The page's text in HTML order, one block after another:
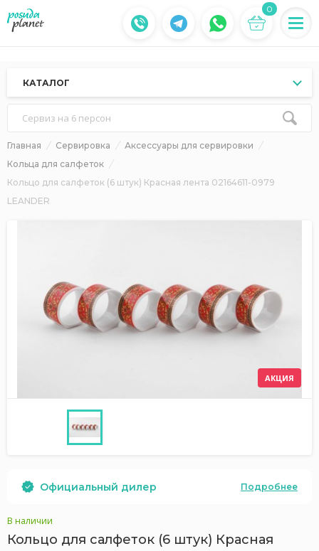
0
КАТАЛОГ
Сервиз на 6 персон
Главная Сервировка
Аксессуары для сервировки
Кольца для салфеток
Кольцо для салфеток (6 штук) Красная лента 02164611-0979
LEANDER
АКЦИЯ
Официальный дилер Подробнее
В наличии
Кольцо для салфеток (6 штук) Красная